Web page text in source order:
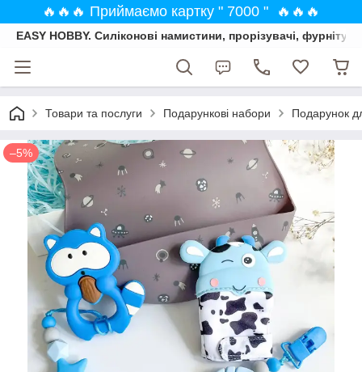
🔥🔥🔥 Приймаємо картку " 7000 " 🔥🔥🔥
EASY HOBBY. Силіконові намистини, прорізувачі,
Товари та послуги Подарункові набори Подарунок
–5%